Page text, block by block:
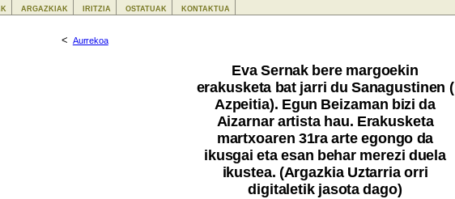
< Aurrekoa
Eva Sernak bere margoekin
erakusketa bat jarri du Sanagustinen (
Azpeitia). Egun Beizaman bizi da
Aizarnar artista hau. Erakusketa
martxoaren 31ra arte egongo da
ikusgai eta esan behar merezi duela
ikustea. (Argazkia Uztarria orri
digitaletik jasota dago)
argazkiak iritzia ostatuak kontaktua